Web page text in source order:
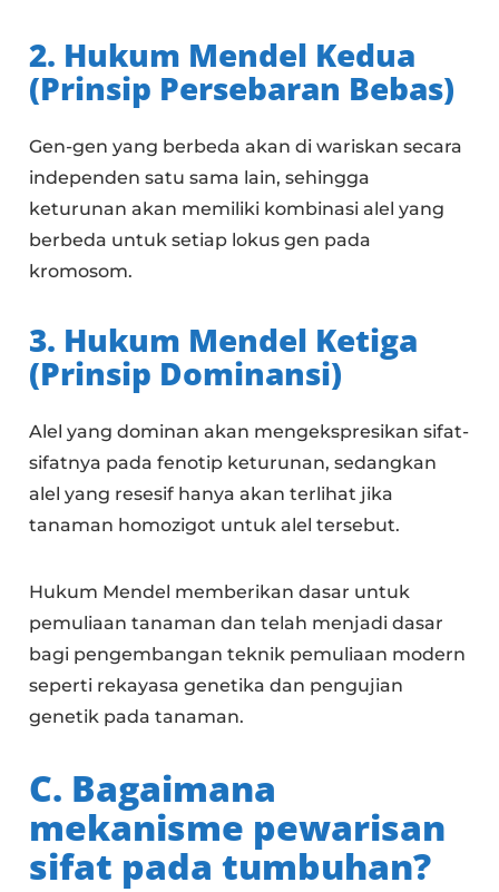
2. Hukum Mendel Kedua
(Prinsip Persebaran Bebas)
Gen-gen yang berbeda akan di wariskan secara
independen satu sama lain, sehingga
keturunan akan memiliki kombinasi alel yang
berbeda untuk setiap lokus gen pada
kromosom.
3. Hukum Mendel Ketiga
(Prinsip Dominansi)
Alel yang dominan akan mengekspresikan sifat-
sifatnya pada fenotip keturunan, sedangkan
alel yang resesif hanya akan terlihat jika
tanaman homozigot untuk alel tersebut.
Hukum Mendel memberikan dasar untuk
pemuliaan tanaman dan telah menjadi dasar
bagi pengembangan teknik pemuliaan modern
seperti rekayasa genetika dan pengujian
genetik pada tanaman.
C. Bagaimana
mekanisme pewarisan
sifat pada tumbuhan?